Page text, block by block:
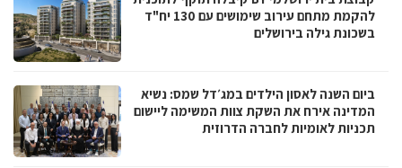
להקמת מתחם עירוב שימושים עם 130 יח"ד
בשכונת גילה בירושלים
ביום השנה לאסון הילדים במג׳דל שמס: נשיא
המדינה אירח את השקת צוות המשימה ליישום
תכניות לאומיות לחברה הדרוזית